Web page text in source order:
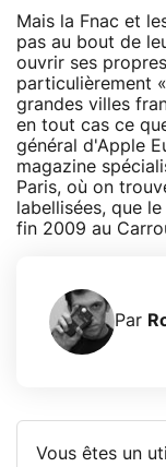
Mais la Fnac et
pas au bout de
ouvrir ses
particulièrement
grandes villes
en tout cas ce
général d'Apple
magazine
Paris, où on
labellisées, que
fin 2009 au
Par
Vous êtes un